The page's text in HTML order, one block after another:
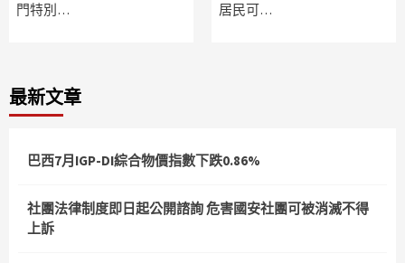
門特別…
居民可…
最新文章
巴西7月IGP-DI綜合物價指數下跌0.86%
社團法律制度即日起公開諮詢 危害國安社團可被消滅不得
上訴